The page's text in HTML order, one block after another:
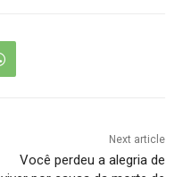
Next article
Você perdeu a alegria de